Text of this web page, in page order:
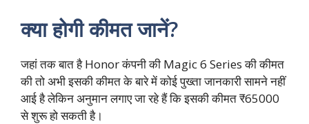
क्या होगी कीमतजानें?
जहां तक बात है Honor कंपनी की Magic 6 Series की कीमत
की तो अभी इसकी कीमत के बारे में कोई पुख्ता जानकारी सामने नहीं
आई है लेकिन अनुमान लगाए जा रहे हैं कि इसकी कीमत ₹65000
से शुरू हो सकती है।